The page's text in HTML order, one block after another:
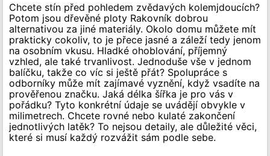
Chcete stín před pohledem zvědavých kolemjdoucích?
Potom jsou dřevěné ploty Rakovník dobrou
alternativou za jiné materiály. Okolo domu můžete mít
prakticky cokoliv, to je přece jasné a záleží tedy jenom
na osobním vkusu. Hladké ohoblování, příjemný
vzhled, ale také trvanlivost. Jednoduše vše v jednom
balíčku, takže co víc si ještě přát? Spolupráce s
odborníky může mít zajímavé vyznění, když vsadíte na
prověřenou značku. Jaká délka šířka je pro vás v
pořádku? Tyto konkrétní údaje se uvádějí obvykle v
milimetrech. Chcete rovné nebo kulaté zakončení
jednotlivých latěk? To nejsou detaily, ale důležité věci,
které si musí každý rozvážit sám podle sebe.